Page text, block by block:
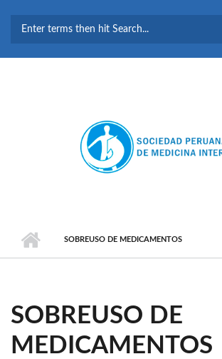
BÚSQUEDA
SOBREUSO DE MEDICAMENTOS
SOBREUSO DE
MEDICAMENTOS